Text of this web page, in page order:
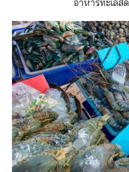
อาหารทะเลส